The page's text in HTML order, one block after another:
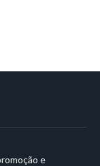
e